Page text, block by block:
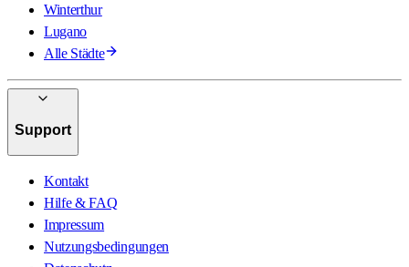
Winterthur
Lugano
Alle Städte
Support
Kontakt
Hilfe & FAQ
Impressum
Nutzungsbedingungen